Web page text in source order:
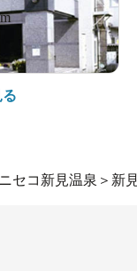
ニセコ新見温泉 ＞ 新